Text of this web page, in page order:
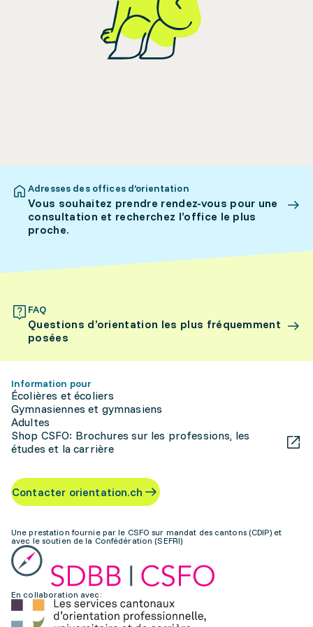
Adresses des offices d’orientation
Vous souhaitez prendre rendez-vous pour une
consultation et recherchez l’office le plus
proche.
FAQ
Questions d’orientation les plus fréquemment
posées
Information pour
Écolières et écoliers
Gymnasiennes et gymnasiens
Adultes
Shop CSFO: Brochures sur les professions, les
études et la carrière
Contacter orientation.ch
Une prestation fournie par le CSFO sur mandat des cantons (CDIP) et
avec le soutien de la Confédération (SEFRI)
En collaboration avec: